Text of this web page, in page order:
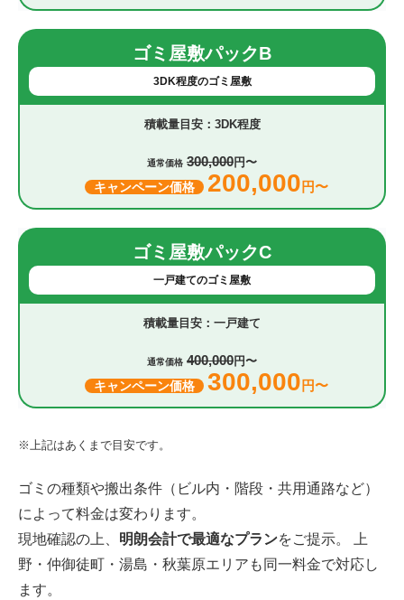
ゴミ屋敷パックB
3DK程度のゴミ屋敷
3DK程度
通常価格 300,000円〜
キャンペーン価格 200,000 円〜
ゴミ屋敷パックC
一戸建てのゴミ屋敷
一戸建て
通常価格 400,000円〜
キャンペーン価格 300,000 円〜
※上記はあくまで目安です。
ゴミの種類や搬出条件（ビル内・階段・共用通路など）
によって料金は変わります。
現地確認の上、 明朗会計で最適なプランをご提示。 上
野・仲御徒町・湯島・秋葉原エリアも同一料金で対応し
ます。